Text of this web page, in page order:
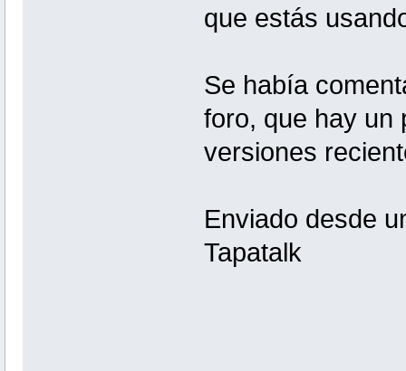
que estás
Se había
foro, que hay un
versiones
Enviado desde
Tapatalk